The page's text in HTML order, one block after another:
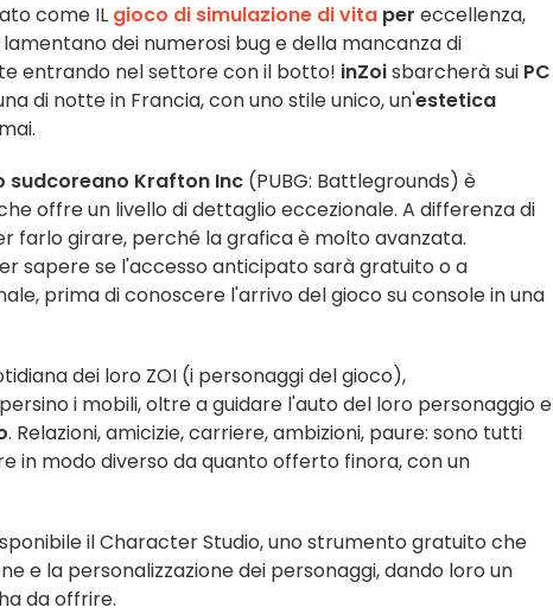
come IL gioco di simulazione di vita per eccellenza,
dei numerosi bug e della mancanza di
entrando nel settore con il botto! inZoisbarcherà sui PC
di notte in Francia, con uno stile unico, un'estetica
sudcoreano Krafton Inc (PUBG: Battlegrounds) è
offre un livello di dettaglio eccezionale. A differenza di
farlo girare, perché la grafica è molto avanzata.
sapere se l'accesso anticipato sarà gratuito o a
prima di conoscere l'arrivo del gioco su console in una
dei loro ZOI (i personaggi del gioco),
i mobili, oltre a guidare l'auto del loro personaggio e
. Relazioni, amicizie, carriere, ambizioni, paure: sono tutti
in modo diverso da quanto offerto finora, con un
il Character Studio, uno strumento gratuito che
e la personalizzazione dei personaggi, dando loro un
da offrire.